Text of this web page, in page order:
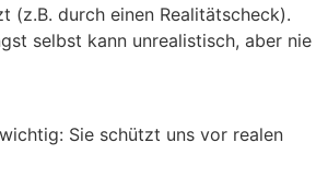
(z.B. durch einen Realitätscheck).
selbst kann unrealistisch, aber nie
Sie schützt uns vor realen